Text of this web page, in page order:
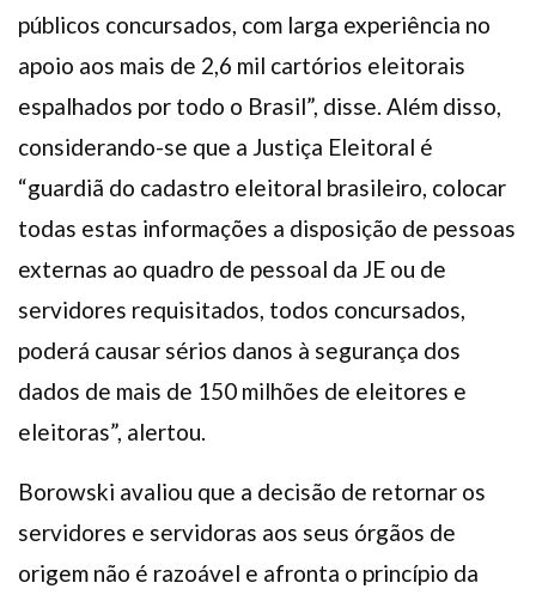
públicos concursados, com larga experiência no
apoio aos mais de 2,6 mil cartórios eleitorais
espalhados por todo o Brasil”, disse. Além disso,
considerando-se que a Justiça Eleitoral é
“guardiã do cadastro eleitoral brasileiro, colocar
todas estas informações a disposição de pessoas
externas ao quadro de pessoal da JE ou de
servidores requisitados, todos concursados,
poderá causar sérios danos à segurança dos
dados de mais de 150 milhões de eleitores e
eleitoras”, alertou.
Borowski avaliou que a decisão de retornar os
servidores e servidoras aos seus órgãos de
origem não é razoável e afronta o princípio da